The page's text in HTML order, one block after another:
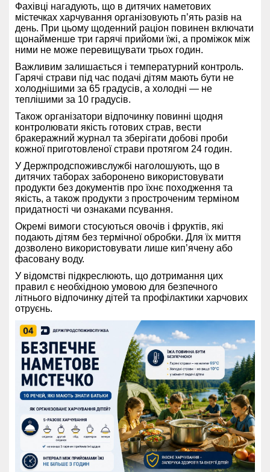
Фахівці нагадують, що в дитячих наметових
містечках харчування організовують п’ять разів на
день. При цьому щоденний раціон повинен включати
щонайменше три гарячі прийоми їжі, а проміжок між
ними не може перевищувати трьох годин.
Важливим залишається і температурний контроль.
Гарячі страви під час подачі дітям мають бути не
холоднішими за 65 градусів, а холодні — не
теплішими за 10 градусів.
Також організатори відпочинку повинні щодня
контролювати якість готових страв, вести
бракеражний журнал та зберігати добові проби
кожної приготовленої страви протягом 24 годин.
У Держпродспоживслужбі наголошують, що в
дитячих таборах заборонено використовувати
продукти без документів про їхнє походження та
якість, а також продукти з простроченим терміном
придатності чи ознаками псування.
Окремі вимоги стосуються овочів і фруктів, які
подають дітям без термічної обробки. Для їх миття
дозволено використовувати лише кип’ячену або
фасовану воду.
У відомстві підкреслюють, що дотримання цих
правил є необхідною умовою для безпечного
літнього відпочинку дітей та профілактики харчових
отруєнь.